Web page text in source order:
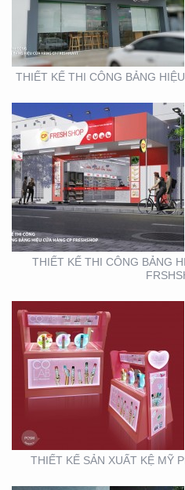
THIẾT KẾ THI CÔNG BẢNG
HÀNG CP FRSHSHOP
THIẾT KẾ THI CÔNG BẢNG
THIẾT KẾ SẢN XUẤT KỆ
MỸ PHẨM TẠI TP. HỒ
CHÍ MINH
THIẾT KẾ SẢN XUẤT KỆ MỸ
THIẾT KẾ THI CÔNG
KIOSK THỰC PHẨM TẠI
TP. HỒ CHÍ MINH